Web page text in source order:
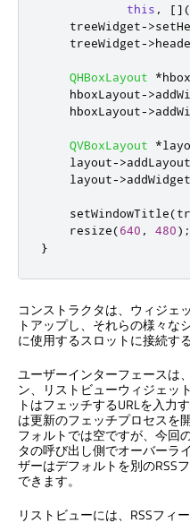
this , [](
    treeWidget
->
    treeWidget
->
QHBoxLayout *
    hboxLayout
->
    hboxLayout
->
QVBoxLayout *
    layout
->addLayout
    layout
->addWidget
    setWindowTitle
(tr
    resize
(640 , 480);
}
コンストラクタは、ウィジェ
トアップし、それらの様々な
に使用するスロットに接続する
ユーザーインターフェースは
ン、リストビューウィジェッ
トはフェッチするURLを入力
は更新のフェッチプロセスを
フォルトでは空ですが、今回
タの呼び出し側でオーバーラ
ザーはデフォルトを別のRSS
できます。
リストビューには、RSSフィ